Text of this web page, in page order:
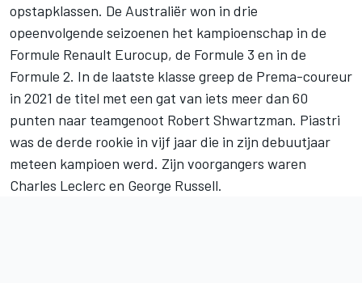
opstapklassen. De Australiër won in drie
opeenvolgende seizoenen het kampioenschap in de
Formule Renault Eurocup, de Formule 3 en in de
Formule 2. In de laatste klasse greep de Prema-coureur
in 2021 de titel met een gat van iets meer dan 60
punten naar teamgenoot Robert Shwartzman. Piastri
was de derde rookie in vijf jaar die in zijn debuutjaar
meteen kampioen werd. Zijn voorgangers waren
Charles Leclerc en George Russell.